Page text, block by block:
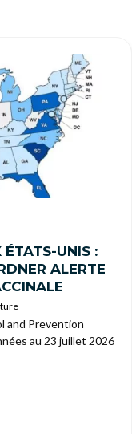
ÉTATS-UNIS :
ALERTE
and Prevention
au 23 juillet 2026